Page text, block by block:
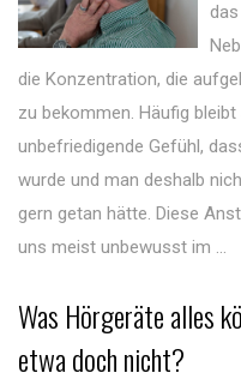
die Konzentration, die
zu bekommen. Häufig
unbefriedigende Gefühl,
wurde und man deshalb
gern getan hätte. Diese
uns meist unbewusst im ...
Was Hörgeräte alles
etwa doch nicht?